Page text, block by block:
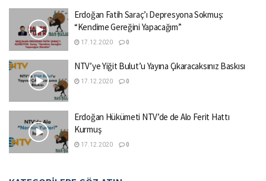
Erdoğan Fatih Saraç’ı Depresyona Sokmuş:
“Kendime Gereğini Yapacağım”
17.12.2020 0
NTV’ye Yiğit Bulut’u Yayına Çıkaracaksınız Baskısı
17.12.2020 0
Erdoğan Hükümeti NTV’de de Alo Ferit Hattı
Kurmuş
17.12.2020 0